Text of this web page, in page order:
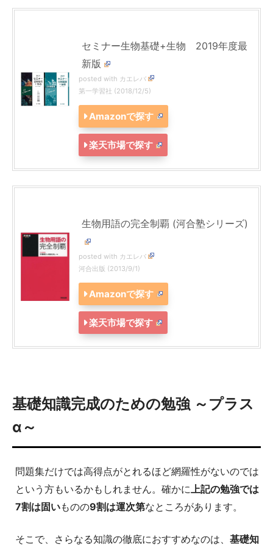
セミナー生物基礎+生物 2019年度最
新版
posted with カエレバ
第一学習社 (2018/12/5)
Amazonで探す
楽天市場で探す
生物用語の完全制覇 (河合塾シリーズ)
posted with カエレバ
河合出版 (2013/9/1)
Amazonで探す
楽天市場で探す
基礎知識完成のための勉強 ～プラス
α～
問題集だけでは高得点がとれるほど網羅性がないのでは
という方もいるかもしれません。確かに 上記の勉強では
7割は固いものの9割は運次第なところがあります。
そこで、さらなる知識の徹底におすすめなのは、 基礎知